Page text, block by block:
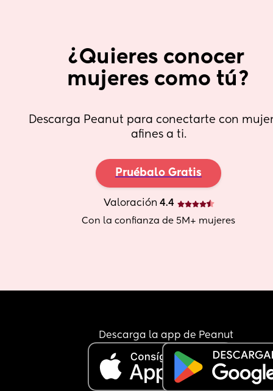
¿Quieres conocer
mujeres como tú?
Descarga Peanut para conectarte con
afines a ti.
Pruébalo Gratis
Valoración 4.4
Con la confianza de 5M+ mujeres
Descarga la app de Peanut